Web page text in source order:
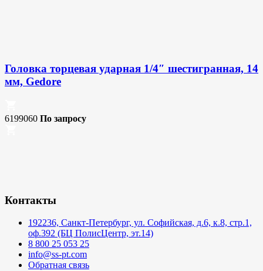
Головка торцевая ударная 1/4″ шестигранная, 14
мм, Gedore
6199060 По запросу
Контакты
192236, Санкт-Петербург, ул. Софийская, д.6, к.8, стр.1,
оф.392 (БЦ ПолисЦентр, эт.14)
8 800 25 053 25
info@ss-pt.com
Обратная связь